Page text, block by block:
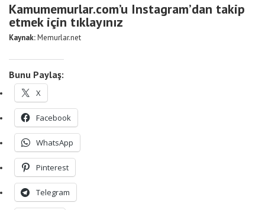
Kamumemurlar.com’u Instagram’dan takip
etmek için tıklayınız
Kaynak:Memurlar.net
Bunu Paylaş:
X
Facebook
WhatsApp
Pinterest
Telegram